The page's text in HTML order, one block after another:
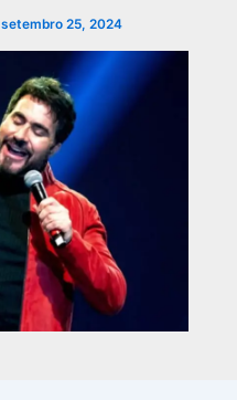
setembro 25, 2024